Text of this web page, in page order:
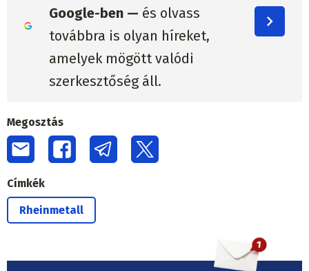
Google-ben — és olvass
továbbra is olyan híreket,
amelyek mögött valódi
szerkesztőség áll.
Megosztás
Címkék
Rheinmetall